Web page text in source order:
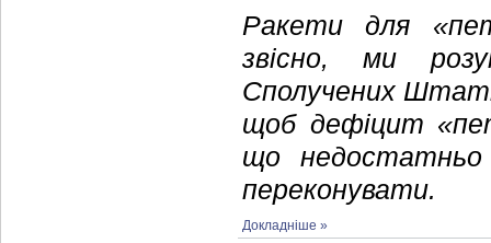
Ракети для
звісно, ми
Сполучених
щоб дефіцит
що недостатньо
переконувати.
Докладніше »